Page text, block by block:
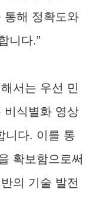
통해 정확도와
니다.”
서는 우선 민
비식별화 영상
니다. 이를 통
확보함으로써
의 기술 발전